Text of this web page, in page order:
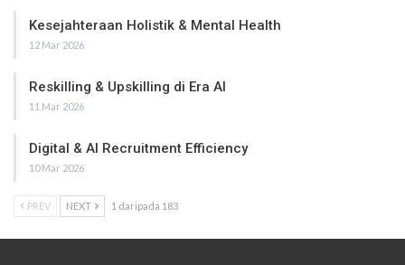
Kesejahteraan Holistik & Mental Health
12 Mar 2026
Reskilling & Upskilling di Era AI
11 Mar 2026
Digital & AI Recruitment Efficiency
10 Mar 2026
PREV NEXT 1 daripada 183